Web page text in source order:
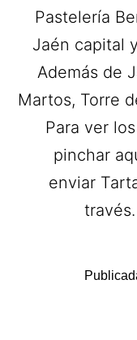
Pastelería
Jaén capital
Además de
Martos, Torre
Para ver
pinchar
enviar